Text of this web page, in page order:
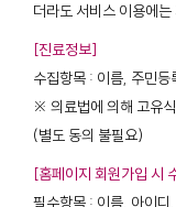
더라도 서비스 이용에
[진료정보]
수집항목 : 이름, 주민
※ 의료법에 의해 고유
(별도 동의 불필요)
[홈페이지 회원가입 시
필수항목 : 이름, 아이